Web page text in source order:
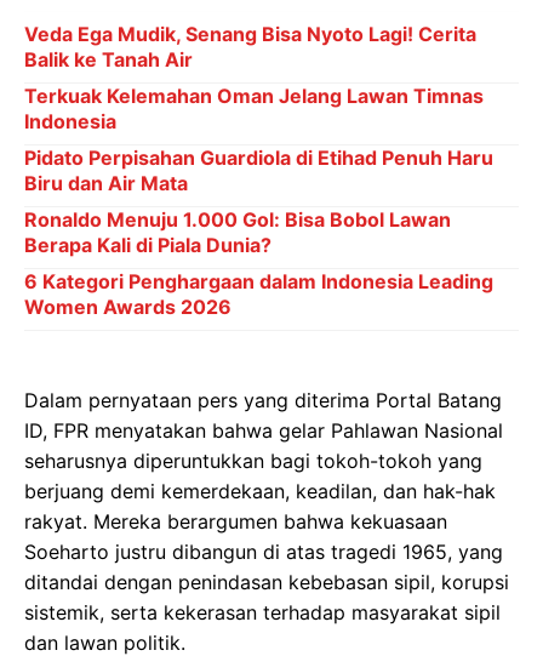
Veda Ega Mudik, Senang Bisa Nyoto Lagi! Cerita
Balik ke Tanah Air
Terkuak Kelemahan Oman Jelang Lawan Timnas
Indonesia
Pidato Perpisahan Guardiola di Etihad Penuh Haru
Biru dan Air Mata
Ronaldo Menuju 1.000 Gol: Bisa Bobol Lawan
Berapa Kali di Piala Dunia?
6 Kategori Penghargaan dalam Indonesia Leading
Women Awards 2026
Dalam pernyataan pers yang diterima Portal Batang
ID, FPR menyatakan bahwa gelar Pahlawan Nasional
seharusnya diperuntukkan bagi tokoh-tokoh yang
berjuang demi kemerdekaan, keadilan, dan hak-hak
rakyat. Mereka berargumen bahwa kekuasaan
Soeharto justru dibangun di atas tragedi 1965, yang
ditandai dengan penindasan kebebasan sipil, korupsi
sistemik, serta kekerasan terhadap masyarakat sipil
dan lawan politik.